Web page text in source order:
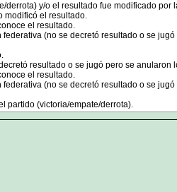
derrota) y/o el resultado fue modificado por
modificó el resultado.
el resultado.
(no se decretó resultado o se
resultado o se jugó pero se anularon
el resultado.
(no se decretó resultado o se
partido (victoria/empate/derrota).